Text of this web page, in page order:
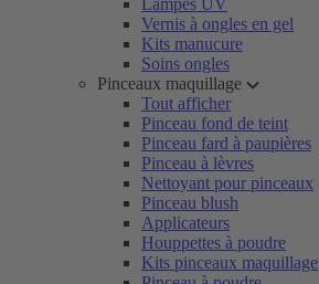
Lampes UV
Vernis à ongles en gel
Kits manucure
Soins ongles
Pinceaux maquillage
Tout afficher
Pinceau fond de teint
Pinceau fard à paupières
Pinceau à lèvres
Nettoyant pour pinceaux
Pinceau blush
Applicateurs
Houppettes à poudre
Kits pinceaux maquillage